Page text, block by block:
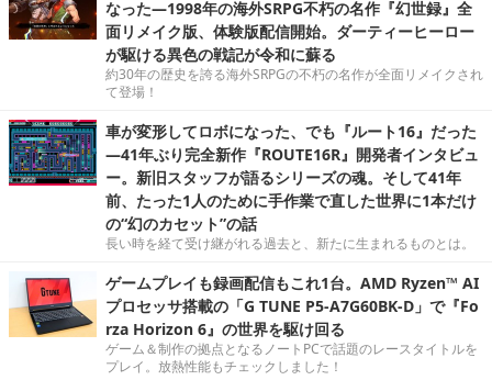
なった―1998年の海外SRPG不朽の名作『幻世録』全
面リメイク版、体験版配信開始。ダーティーヒーロー
が駆ける異色の戦記が令和に蘇る
約30年の歴史を誇る海外SRPGの不朽の名作が全面リメイクされ
て登場！
車が変形してロボになった、でも『ルート16』だった
―41年ぶり完全新作『ROUTE16R』開発者インタビュ
ー。新旧スタッフが語るシリーズの魂。そして41年
前、たった1人のために手作業で直した世界に1本だけ
の“幻のカセット”の話
長い時を経て受け継がれる過去と、新たに生まれるものとは。
ゲームプレイも録画配信もこれ1台。AMD Ryzen™ AI
プロセッサ搭載の「G TUNE P5-A7G60BK-D」で『Fo
rza Horizon 6』の世界を駆け回る
ゲーム＆制作の拠点となるノートPCで話題のレースタイトルを
プレイ。放熱性能もチェックしました！